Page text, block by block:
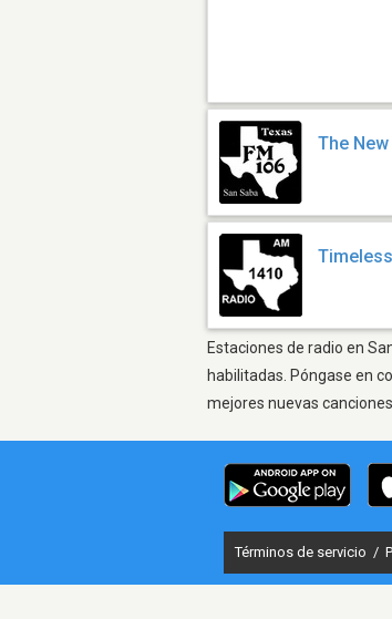
The
Estaciones de radio en
habilitadas. Póngase en
mejores nuevas
Términos de servicio /